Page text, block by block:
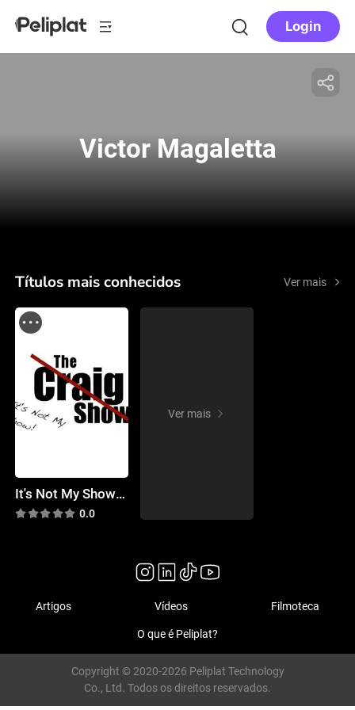
Login
Victor Magaletta
Títulos mais conhecidos Ver mais
It's Not My Show! (the Craig Show)
0.0
Ver mais
Artigos Vídeos Filmoteca
O que é Peliplat?
Copyright © 2020-2026 Peliplat Technology
Co., Ltd. Todos os direitos reservados.